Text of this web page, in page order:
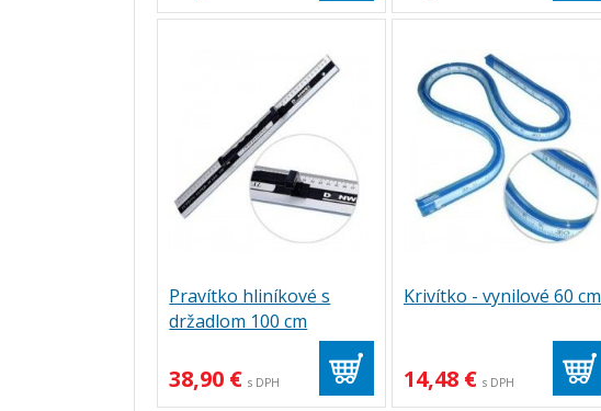
Pravítko hliníkové s
držadlom 100 cm
38,90 € s DPH
Krivítko - vynilové 60 cm
14,48 € s DPH